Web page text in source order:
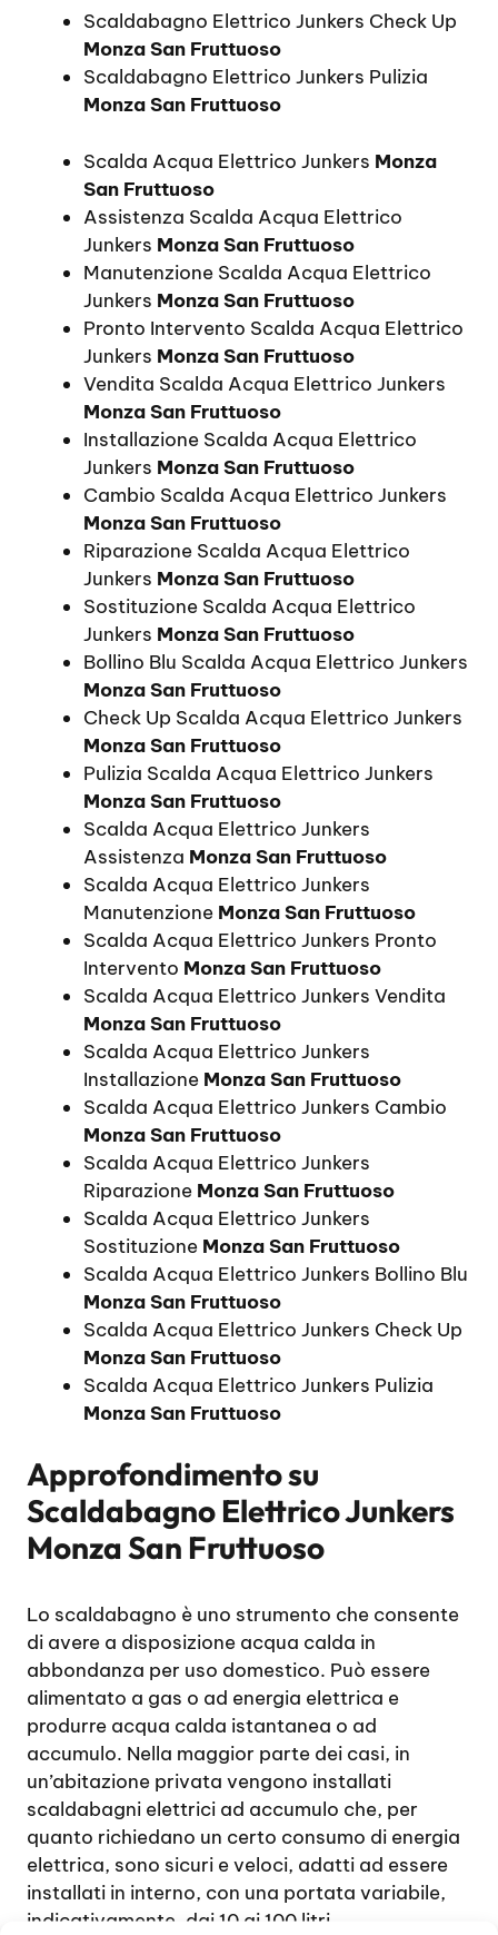
Scaldabagno Elettrico Junkers Check Up
Monza San Fruttuoso
Scaldabagno Elettrico Junkers Pulizia
Monza San Fruttuoso
Scalda Acqua Elettrico Junkers Monza
San Fruttuoso
Assistenza Scalda Acqua Elettrico
Junkers Monza San Fruttuoso
Manutenzione Scalda Acqua Elettrico
Junkers Monza San Fruttuoso
Pronto Intervento Scalda Acqua Elettrico
Junkers Monza San Fruttuoso
Vendita Scalda Acqua Elettrico Junkers
Monza San Fruttuoso
Installazione Scalda Acqua Elettrico
Junkers Monza San Fruttuoso
Cambio Scalda Acqua Elettrico Junkers
Monza San Fruttuoso
Riparazione Scalda Acqua Elettrico
Junkers Monza San Fruttuoso
Sostituzione Scalda Acqua Elettrico
Junkers Monza San Fruttuoso
Bollino Blu Scalda Acqua Elettrico Junkers
Monza San Fruttuoso
Check Up Scalda Acqua Elettrico Junkers
Monza San Fruttuoso
Pulizia Scalda Acqua Elettrico Junkers
Monza San Fruttuoso
Scalda Acqua Elettrico Junkers
Assistenza Monza San Fruttuoso
Scalda Acqua Elettrico Junkers
Manutenzione Monza San Fruttuoso
Scalda Acqua Elettrico Junkers Pronto
Intervento Monza San Fruttuoso
Scalda Acqua Elettrico Junkers Vendita
Monza San Fruttuoso
Scalda Acqua Elettrico Junkers
Installazione Monza San Fruttuoso
Scalda Acqua Elettrico Junkers Cambio
Monza San Fruttuoso
Scalda Acqua Elettrico Junkers
Riparazione Monza San Fruttuoso
Scalda Acqua Elettrico Junkers
Sostituzione Monza San Fruttuoso
Scalda Acqua Elettrico Junkers Bollino Blu
Monza San Fruttuoso
Scalda Acqua Elettrico Junkers Check Up
Monza San Fruttuoso
Scalda Acqua Elettrico Junkers Pulizia
Monza San Fruttuoso
Approfondimento su
Scaldabagno Elettrico Junkers
Monza San Fruttuoso
Lo scaldabagno è uno strumento che consente
di avere a disposizione acqua calda in
abbondanza per uso domestico. Può essere
alimentato a gas o ad energia elettrica e
produrre acqua calda istantanea o ad
accumulo. Nella maggior parte dei casi, in
un’abitazione privata vengono installati
scaldabagni elettrici ad accumulo che, per
quanto richiedano un certo consumo di energia
elettrica, sono sicuri e veloci, adatti ad essere
installati in interno, con una portata variabile,
indicativamente, dai 10 ai 100 litri.